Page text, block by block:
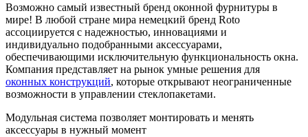
Возможно самый известный бренд оконной фурнитуры в
мире! В любой стране мира немецкий бренд Roto
ассоциируется с надежностью, инновациями и
индивидуально подобранными аксессуарами,
обеспечивающими исключительную функциональность окна.
Компания представляет на рынок умные решения для
оконных конструкций, которые открывают неограниченные
возможности в управлении стеклопакетами.
Модульная система позволяет монтировать и менять
аксессуары в нужный момент